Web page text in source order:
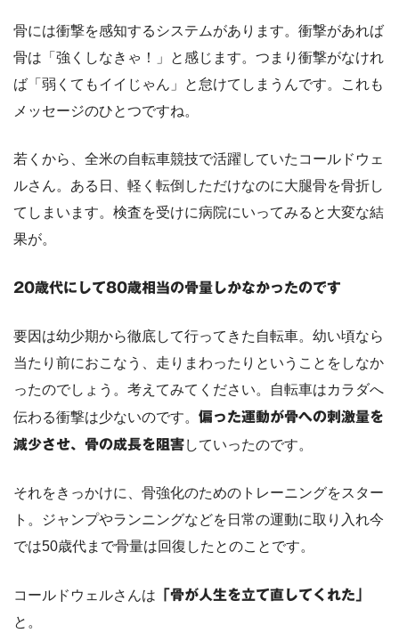
骨には衝撃を感知するシステムがあります。衝撃があれば
骨は「強くしなきゃ！」と感じます。つまり衝撃がなけれ
ば「弱くてもイイじゃん」と怠けてしまうんです。これも
メッセージのひとつですね。
若くから、全米の自転車競技で活躍していたコールドウェ
ルさん。ある日、軽く転倒しただけなのに大腿骨を骨折し
てしまいます。検査を受けに病院にいってみると大変な結
果が。
20歳代にして80歳相当の骨量しかなかったのです
要因は幼少期から徹底して行ってきた自転車。幼い頃なら
当たり前におこなう、走りまわったりということをしなか
ったのでしょう。考えてみてください。自転車はカラダへ
伝わる衝撃は少ないのです。 偏った運動が骨への刺激量を
減少させ、骨の成長を阻害していったのです。
それをきっかけに、骨強化のためのトレーニングをスター
ト。ジャンプやランニングなどを日常の運動に取り入れ今
では50歳代まで骨量は回復したとのことです。
コールドウェルさんは 「骨が人生を立て直してくれた」
と。